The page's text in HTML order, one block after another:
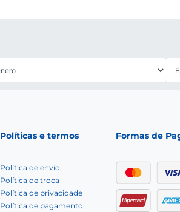
Políticas e termos
Política de envio
Política de troca
Política de privacidade
Política de pagamento
Formas de